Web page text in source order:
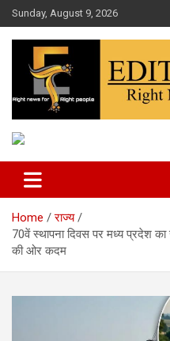
Skip
to
content
Sunday, August 9, 2026
Edition Today
Home
राज्य
70वें स्थापना दिवस पर मध्य प्रदेश
की ओर कदम